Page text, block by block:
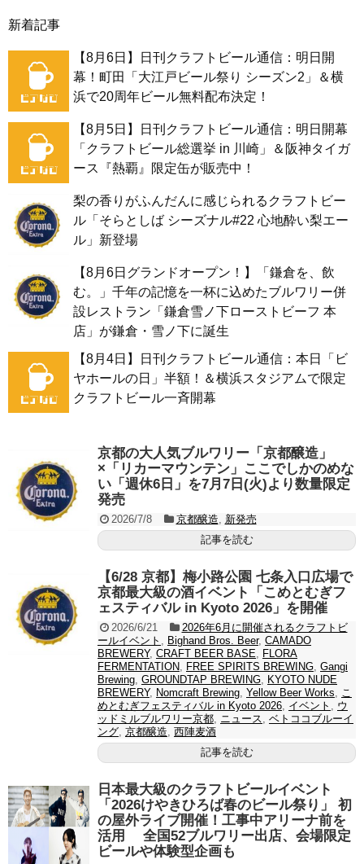
新着記事
【8月6日】日刊クラフトビール通信：明日開
幕！町田「大江戸ビール祭り シーズン2」＆横
浜で20周年ビール無料配布決定！
【8月5日】日刊クラフトビール通信：明日開幕
「クラフトビール総選挙 in 川崎」＆阪神タイガ
ース『熱覇』限定缶が販売中！
梨の香りがふんだんに感じられるクラフトビー
ル「そらとしば シーズナル#22 心地酔い梨エー
ル」新登場
【8月6日グランドオープン！】「鎌倉を、飲
む。」千年の記憶を一杯に込めたブルワリー併
設レストラン「鎌倉雪ノ下ローストビーフ 本
店」が鎌倉・雪ノ下に誕生
【8月4日】日刊クラフトビール通信：本日「ビ
ヤホールの日」半額！＆横浜スタジアムで限定
クラフトビール一斉開幕
京都の大人気ブルワリー「京都醸造」
×「リカーマウンテン」ここでしかのめな
い「週休6日」を7月7日(火)より数量限定
発売
2026/7/8 京都醸造, 新発売
記事を読む
【6/28 京都】梅小路公園 七条入口広場で
京都最大級の酒イベント「こめとむぎフ
ェスティバル in Kyoto 2026」を開催
2026/6/21
2026年6月に開催されるクラフトビ
ールイベント , Bighand Bros. Beer, CAMADO
BREWERY, CRAFT BEER BASE, FLORA
FERMENTATION, FREE SPIRITS BREWING, Gangi
Brewing, GROUNDTAP BREWING, KYOTO NUDE
BREWERY, Nomcraft Brewing, Yellow Beer Works, こ
めとむぎフェスティバル in Kyoto 2026, イベント , ウ
ッドミルブルワリー京都, ニュース, ベトココブルーイ
ング, 京都醸造, 西陣麦酒
記事を読む
日本最大級のクラフトビールイベント
「2026けやきひろば春のビール祭り」 初
の屋外ライブ開催！工事中アリーナ前を
活用 全国52ブルワリー出店、会場限定
ビールや体験型企画も